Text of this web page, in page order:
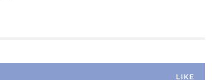
LIKE